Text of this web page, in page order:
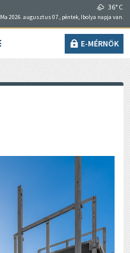
36° C
Ma 2026. augusztus 07., péntek, Ibolya napja van.
E-MÉRNÖK